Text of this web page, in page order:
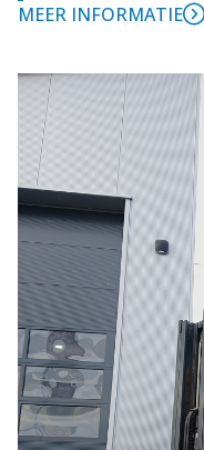
MEER INFORMATIE